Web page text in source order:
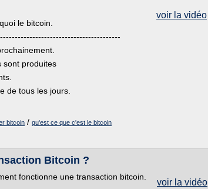
voir la vidéo
le bitcoin.
sont produites
de tous les jours.
bitcoin / qu'est ce que c'est le bitcoin
Bitcoin ?
voir la vidéo
fonctionne une transaction bitcoin.